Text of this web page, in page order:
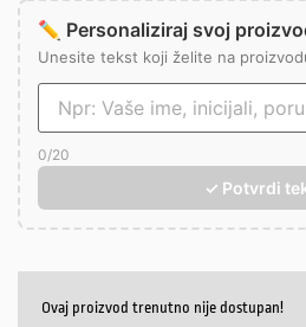
✏️ Personaliziraj svoj
Unesite tekst koji želite na
0/20
✓ Potvrdi
Ovaj proizvod trenutno nije dostupan!